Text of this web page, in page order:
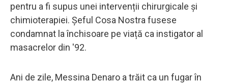
pentru a fi supus unei intervenții chirurgicale și
chimioterapiei. Șeful Cosa Nostra fusese
condamnat la închisoare pe viață ca instigator al
masacrelor din '92.
Ani de zile, Messina Denaro a trăit ca un fugar în